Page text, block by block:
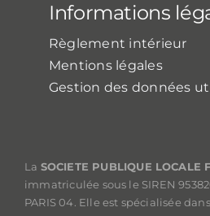
Informations
Règlement intérieur
Mentions légales
Gestion des données
La SOCIETE PUBLIQUE LOCALE
immatriculée sous le SIREN
PARIS 04. Elle est spécialisée